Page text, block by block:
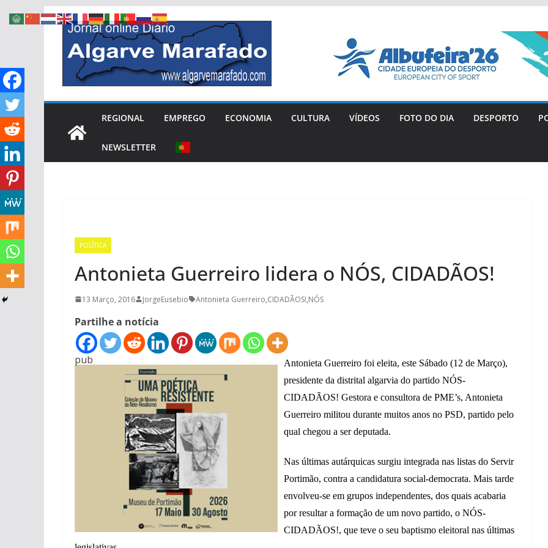
Skip
content
REGIONAL EMPREGO ECONOMIA CULTURA VÍDEOS FOTO DO DIA DESPORTO
NEWSLETTER
POLÍTICA
Antonieta Guerreiro lidera o NÓS, CIDADÃOS!
13 Março, 2016 JorgeEusebio Antonieta Guerreiro,CIDADÃOS!,NÓS
Partilhe a notícia
pub
Antonieta Guerreiro foi eleita, este Sábado (12 de Março),
presidente da distrital algarvia do partido NÓS-
CIDADÃOS! Gestora e consultora de PME’s, Antonieta
Guerreiro militou durante muitos anos no PSD, partido pelo
qual chegou a ser deputada.
Nas últimas autárquicas surgiu integrada nas listas do Servir
Portimão, contra a candidatura social-democrata. Mais tarde
envolveu-se em grupos independentes, dos quais acabaria
por resultar a formação de um novo partido, o NÓS-
CIDADÃOS!, que teve o seu baptismo eleitoral nas últimas